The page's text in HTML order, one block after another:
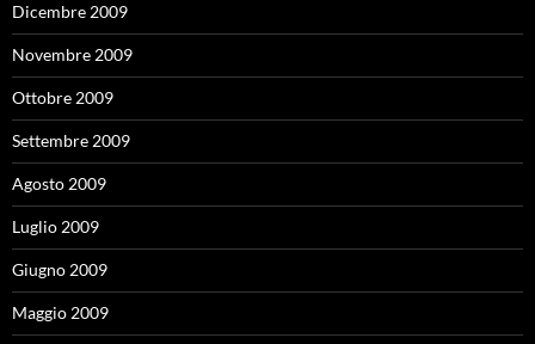
Dicembre 2009
Novembre 2009
Ottobre 2009
Settembre 2009
Agosto 2009
Luglio 2009
Giugno 2009
Maggio 2009